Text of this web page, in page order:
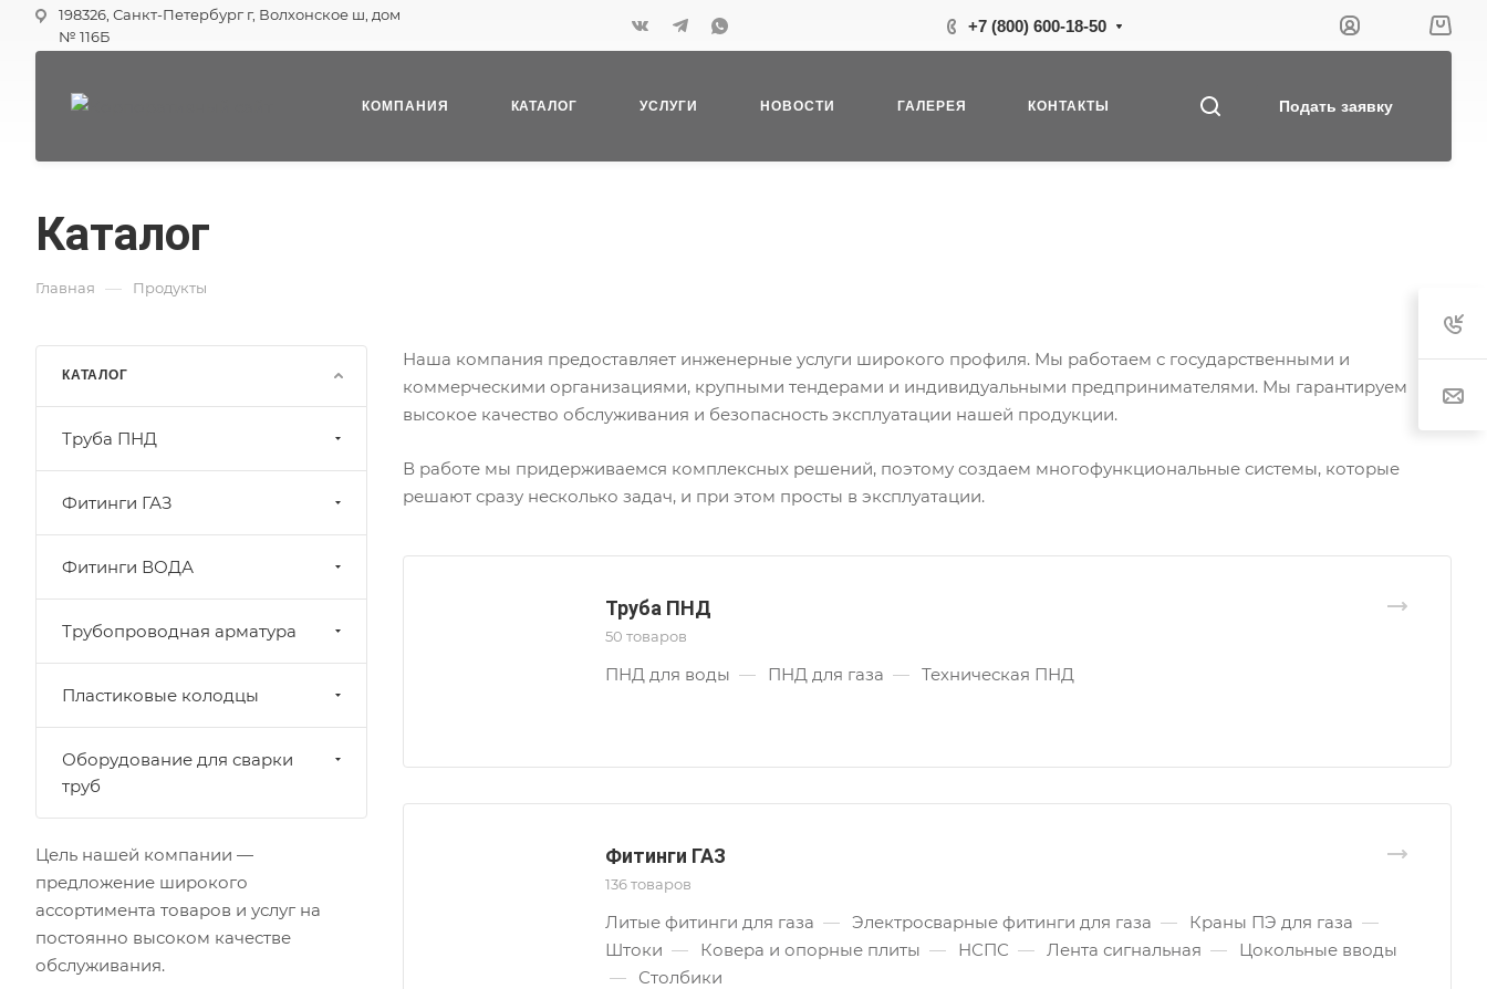
198326, Санкт-Петербург г, Волхонское ш, дом
№ 116Б
+7 (800) 600-18-50
КОМПАНИЯ КАТАЛОГ УСЛУГИ НОВОСТИ ГАЛЕРЕЯ КОНТАКТЫ Подать заявку
Каталог
Главная — Продукты
Наша компания предоставляет инженерные услуги широкого профиля. Мы работаем с государственными и
коммерческими организациями, крупными тендерами и индивидуальными предпринимателями. Мы гарантируем
высокое качество обслуживания и безопасность эксплуатации нашей продукции.
В работе мы придерживаемся комплексных решений, поэтому создаем многофункциональные системы, которые
решают сразу несколько задач, и при этом просты в эксплуатации.
Труба ПНД
50 товаров
ПНД для воды — ПНД для газа — Техническая ПНД
Фитинги ГАЗ
136 товаров
Литые фитинги для газа — Электросварные фитинги для газа — Краны ПЭ для газа —
Штоки — Ковера и опорные плиты — НСПС — Лента сигнальная —
Цокольные вводы
—
Столбики
КАТАЛОГ
Труба ПНД
Фитинги ГАЗ
Фитинги ВОДА
Трубопроводная арматура
Пластиковые колодцы
Оборудование для сварки
труб
Цель нашей компании —
предложение широкого
ассортимента товаров и услуг на
постоянно высоком качестве
обслуживания.